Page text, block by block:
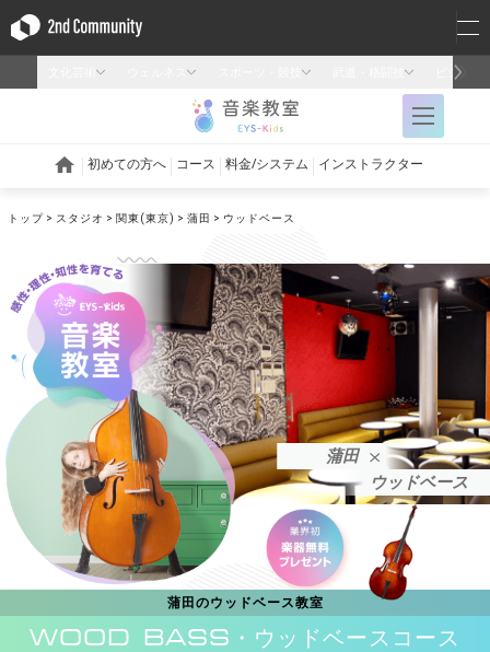
トップ スタジオ 関東(東京) 蒲田 ウッドベース
蒲田
ウッドベース
蒲田のウッドベース教室
WOOD BASS ・ウッドベースコース